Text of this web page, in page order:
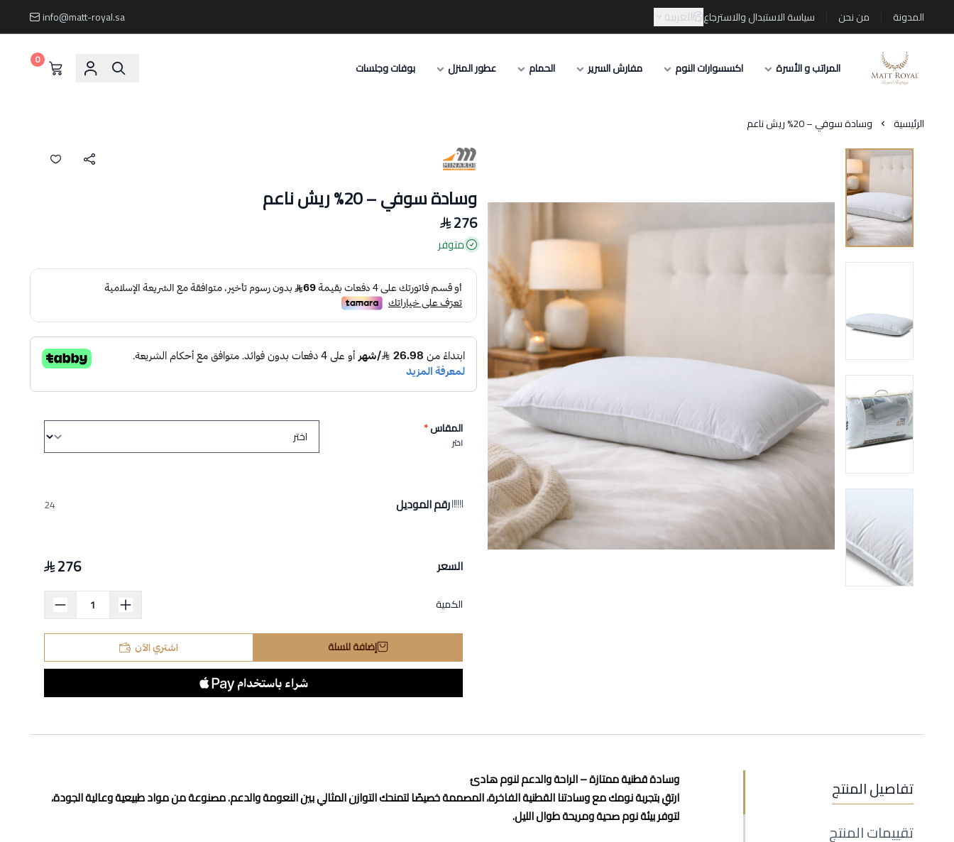
المدونة من نحن سياسة الاستبدال والاسترجاع العربية info@matt-royal.sa
Matt-Royal المراتب و الأسرة اكسسوارات النوم مفارش السرير الحمام عطور المنزل بوفات وجلسات 0
الرئيسية وسادة سوفي – 20% ريش ناعم
وسادة سوفي – 20% ريش ناعم
276
متوفر
المقاس*
اختر
رقم الموديل 24
السعر 276
الكمية
إضافة للسلة اشتري الآن
تفاصيل المنتج
تقييمات المنتج
وسادة قطنية ممتازة – الراحة والدعم لنوم هادئ
ارتقِ بتجربة نومك مع وسادتنا القطنية الفاخرة، المصممة خصيصًا لتمنحك التوازن المثالي بين النعومة والدعم. مصنوعة من مواد طبيعية وعالية الجودة،
لتوفر بيئة نوم صحية ومريحة طوال الليل.